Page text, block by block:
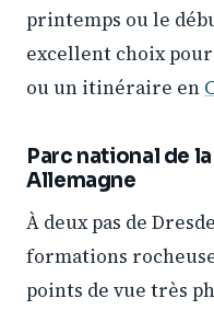
printemps ou le
excellent choix
ou un itinéraire en
Parc national de
Allemagne
À deux pas de
formations
points de vue très